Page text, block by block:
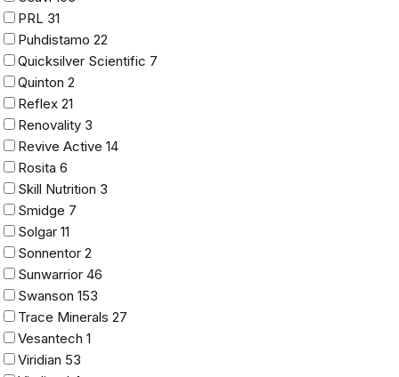
PRL 31
Puhdistamo 22
Quicksilver Scientific 7
Quinton 2
Reflex 21
Renovality 3
Revive Active 14
Rosita 6
Skill Nutrition 3
Smidge 7
Solgar 11
Sonnentor 2
Sunwarrior 46
Swanson 153
Trace Minerals 27
Vesantech 1
Viridian 53